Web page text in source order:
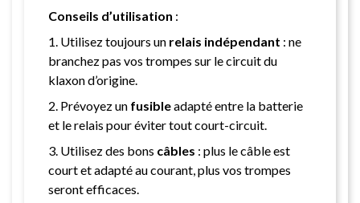
Conseils d’utilisation :
1. Utilisez toujours un relais indépendant : ne
branchez pas vos trompes sur le circuit du
klaxon d’origine.
2. Prévoyez un fusibleadapté entre la batterie
et le relais pour éviter tout court-circuit.
3. Utilisez des bons câbles : plus le câble est
court et adapté au courant, plus vos trompes
seront efficaces.